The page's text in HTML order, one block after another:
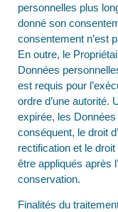
personnelles plus
donné son
consentement n’est
En outre, le
Données
est requis pour
ordre d’une autorité.
expirée, les
conséquent, le droit
rectification et le
être appliqués après
conservation.
Finalités du